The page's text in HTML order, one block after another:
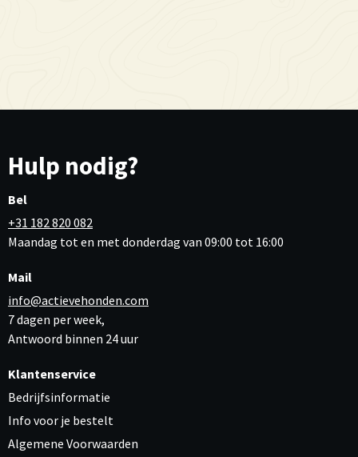
Hulp nodig?
Bel
+31 182 820 082
Maandag tot en met donderdag van 09:00 tot 16:00
Mail
info@actievehonden.com
7 dagen per week,
Antwoord binnen 24 uur
Klantenservice
Bedrijfsinformatie
Info voor je bestelt
Algemene Voorwaarden